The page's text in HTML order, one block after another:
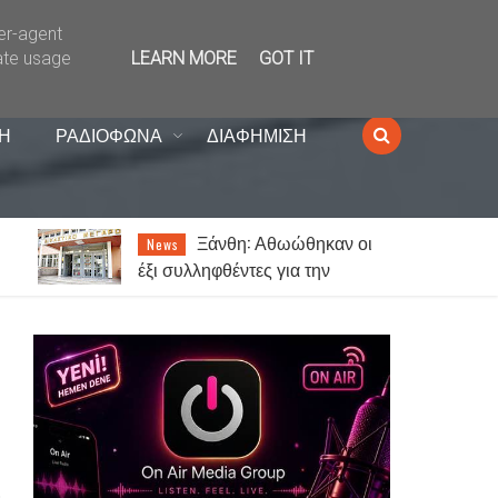
ΡΑΔΙΟΦΩΝΑ ΔΙΑΦΗΜΙΣΗ
Lifestyle
Απιστία: Πόσο συχνά
συμβαίνει και ποιοι το
agent
usage
LEARN MORE GOT IT